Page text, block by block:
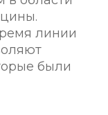
линии
были